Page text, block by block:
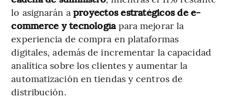
lo asignarán a proyectos estratégicos de e-
commerce y tecnología para mejorar la
experiencia de compra en plataformas
digitales, además de incrementar la capacidad
analítica sobre los clientes y aumentar la
automatización en tiendas y centros de
distribución.